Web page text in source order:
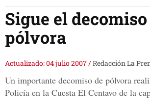
Sigue el decomiso
pólvora
Actualizado: 04 julio 2007/Redacción La
Un importante decomiso de pólvora
Policía en la Cuesta El Centavo de la